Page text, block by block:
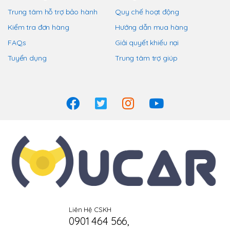
Trung tâm hỗ trợ bảo hành
Kiểm tra đơn hàng
FAQs
Tuyển dụng
Quy chế hoạt động
Hướng dẫn mua hàng
Giải quyết khiếu nại
Trung tâm trợ giúp
Liên Hệ CSKH
0901 464 566